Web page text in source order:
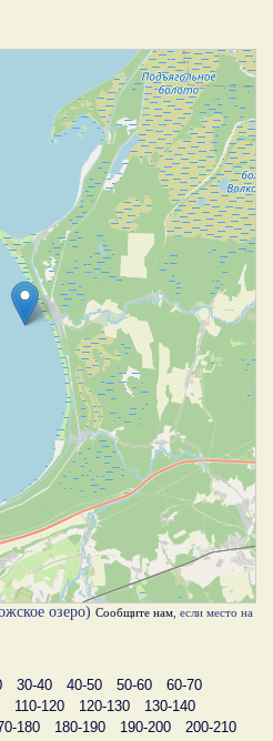
озеро) Сообщите нам , если место на
30-40 40-50 50-60
60-70
110-120 120-130
130-140
180 180-190 190-200
200-210